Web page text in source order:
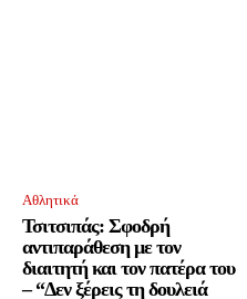
Αθλητικά
Τσιτσιπάς: Σφοδρή
αντιπαράθεση με τον
διαιτητή και τον πατέρα του
– “Δεν ξέρεις τη δουλειά